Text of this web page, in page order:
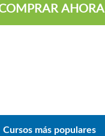
AHORA
Cursos más populares